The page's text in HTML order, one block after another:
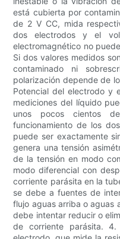
está cubierta por
de 2 V CC, mida
dos electrodos y el
electromagnético no
Si dos valores medidos
contaminado ni
polarización depende de
Potencial del electrodo y
mediciones del líquido
unos pocos cientos
funcionamiento de los
puede ser exactamente
genera una tensión
de la tensión en modo
modo diferencial con
corriente parásita en la
se debe a fuentes de
flujo aguas arriba o aguas
debe intentar reducir o
de corriente parásita.